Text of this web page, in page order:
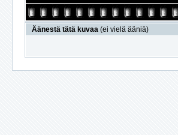
Äänestä tätä kuvaa (ei vielä ääniä)